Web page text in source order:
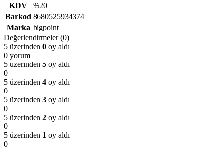
KDV
%20
Barkod 8680525934374
Marka bigpoint
Değerlendirmeler (0)
5 üzerinden 0 oy aldı
0 yorum
5 üzerinden 5 oy aldı
0
5 üzerinden 4 oy aldı
0
5 üzerinden 3 oy aldı
0
5 üzerinden 2 oy aldı
0
5 üzerinden 1 oy aldı
0